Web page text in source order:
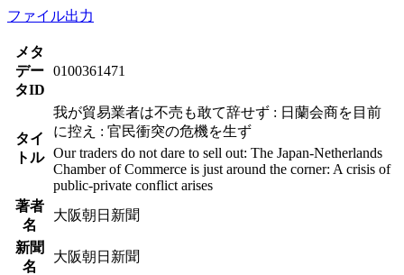
ファイル出力
メタ
デー
タID
0100361471
タイ
トル
我が貿易業者は不売も敢て辞せず : 日蘭会商を目前
に控え : 官民衝突の危機を生ず
Our traders do not dare to sell out: The Japan-Netherlands
Chamber of Commerce is just around the corner: A crisis of
public-private conflict arises
著者
名
大阪朝日新聞
新聞
名
大阪朝日新聞